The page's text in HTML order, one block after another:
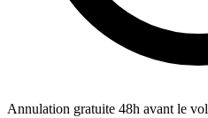
Annulation gratuite 48h avant le vol